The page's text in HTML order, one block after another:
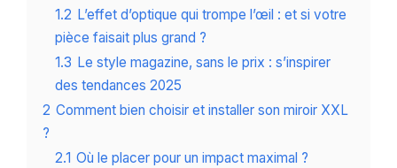
1.2 L’effet d’optique qui trompe l’œil : et si votre
pièce faisait plus grand ?
1.3 Le style magazine, sans le prix : s’inspirer
des tendances 2025
2 Comment bien choisir et installer son miroir XXL
?
2.1 Où le placer pour un impact maximal ?